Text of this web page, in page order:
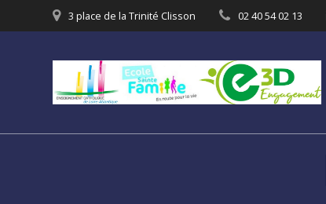
3 place de la Trinité Clisson 02 40 54 02 13